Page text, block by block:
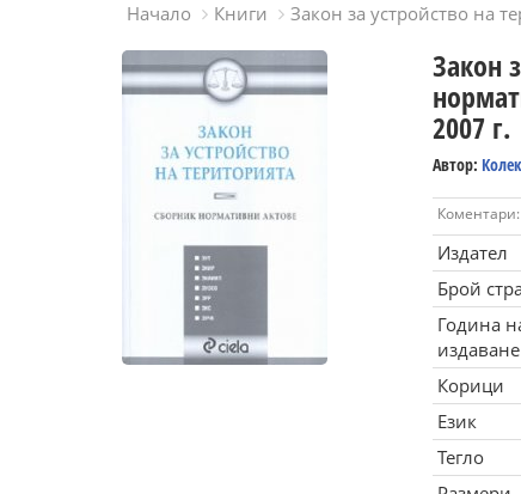
Начало Книги Закон за устройство на
Закон
2007 г.
Автор:
Издател
Брой
Година
издаване
Корици
Език
Тегло